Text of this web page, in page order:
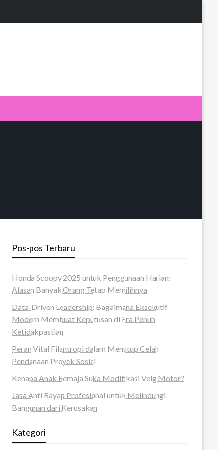
Pos-pos Terbaru
Honda Scoopy 2025 untuk Penggunaan Harian:
Alasan Banyak Orang Tetap Memilihnya
Data-Driven Leadership: Bagaimana Eksekutif
Modern Membuat Keputusan di Era Penuh
Ketidakpastian
Peran Vital Filantropi dalam Menutup Celah
Pendanaan Proyek Sosial
Kenapa Anak Remaja Suka Modifikasi Velg Motor?
Jasa Anti Rayap Profesional untuk Melindungi
Bangunan dari Kerusakan
Kategori